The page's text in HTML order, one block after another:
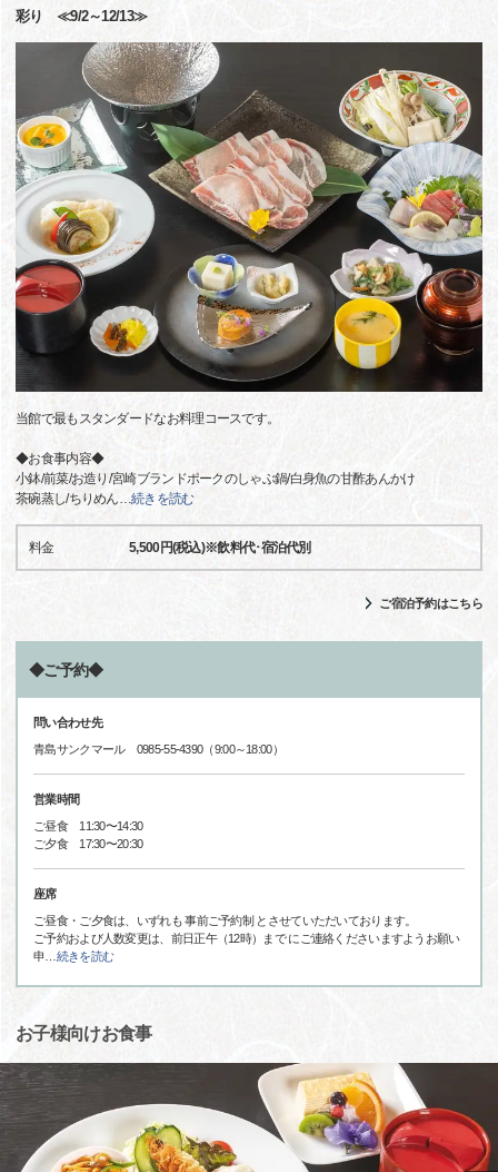
彩り ≪9/2～12/13≫
当館で最もスタンダードなお料理コースです。
◆お食事内容◆
小鉢/前菜/お造り/宮崎ブランドポークのしゃぶ鍋/白身魚の甘酢あんかけ
茶碗蒸し/ちりめん…続きを読む
料金 5,500円(税込)※飲料代･宿泊代別
ご宿泊予約はこちら
◆ご予約◆
問い合わせ先
青島サンクマール 0985-55-4390（9:00～18:00）
営業時間
ご昼食 11:30〜14:30
ご夕食 17:30〜20:30
座席
ご昼食・ご夕食は、いずれも 事前ご予約制 とさせていただいております。
ご予約および人数変更は、前日正午（12時）まで にご連絡くださいますようお願い
申
続きを読む
お子様向けお食事